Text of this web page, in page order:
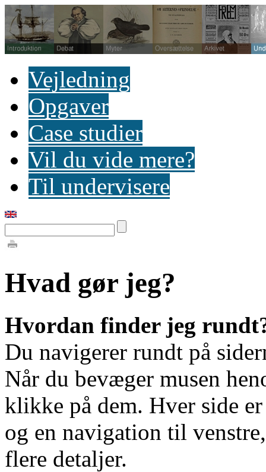
Vejledning
Opgaver
Case studier
Vil du vide mere?
Til undervisere
Hvad gør jeg?
Hvordan finder jeg
Du navigerer rundt på
Når du bevæger musen
klikke på dem. Hver side
og en navigation til
flere detaljer.